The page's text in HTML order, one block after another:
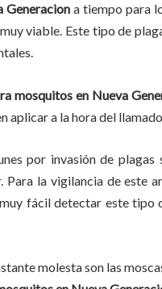
Generaciona tiempo para
viable. Este tipo de
mosquitos en Nueva
aplicar a la hora del
por invasión de
Para la vigilancia de este
fácil detectar este
molesta son las